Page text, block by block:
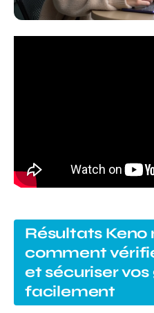
Résultats Keno
comment
et sécuriser vos
facilement